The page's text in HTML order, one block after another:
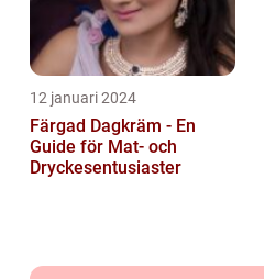
12 januari 2024
Färgad Dagkräm - En
Guide för Mat- och
Dryckesentusiaster